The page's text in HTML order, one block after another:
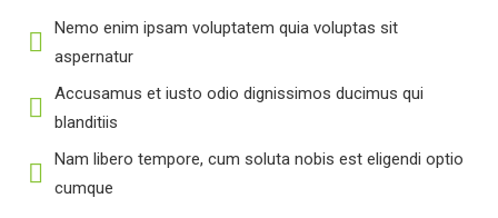
Nemo enim ipsam voluptatem quia voluptas sit
aspernatur
Accusamus et iusto odio dignissimos ducimus qui
blanditiis
Nam libero tempore, cum soluta nobis est eligendi optio
cumque